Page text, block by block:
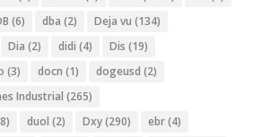
(6) dba (2) Deja vu (134)
Dia (2) didi (4) Dis (19)
(3) docn (1) dogeusd (2)
Industrial (265)
duol (2) Dxy(290) ebr(4)